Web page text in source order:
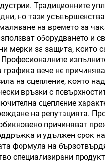
на
за 9 месеца
Традиционните
но тази
на времето за
оборудването и
мерки за защита, които
вече не
на сцепление, която
връзки с
сцепление
на репутацията.
причиняват
и удължен срок
формула на
специализирани